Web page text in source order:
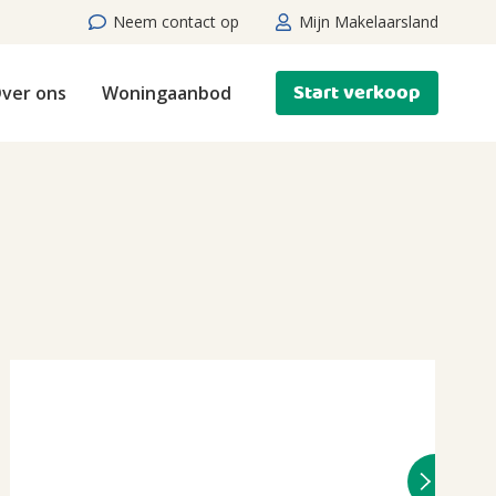
Neem contact op Mijn Makelaarsland
ons Woningaanbod Start verkoop